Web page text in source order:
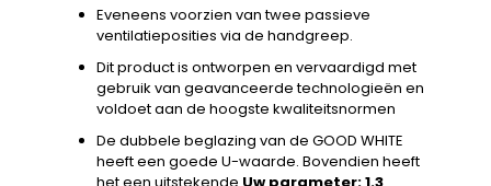
Eveneens voorzien van twee passieve
ventilatieposities via de handgreep.
Dit product is ontworpen en vervaardigd met
gebruik van geavanceerde technologieën en
voldoet aan de hoogste kwaliteitsnormen
De dubbele beglazing van de GOOD WHITE
heeft een goede U-waarde. Bovendien heeft
het een uitstekende Uw parameter: 1.3